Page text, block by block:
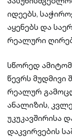
იდეებს,
აყენებს და
რეალური
სწორედ
წევრს მუდმივი
რეალურ
ანალიზის,
უკუკავშირისა
დაკვირვების